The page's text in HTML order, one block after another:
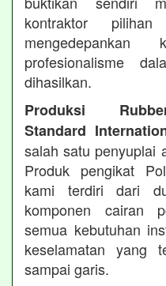
kontraktor
profesionalisme
dihasilkan.
Produksi
Standard
salah satu penyuplai
Produk pengikat
kami terdiri dari
komponen cairan
semua kebutuhan
keselamatan yang
sampai garis.